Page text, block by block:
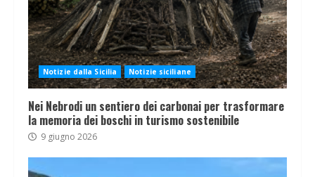
Notizie dalla Sicilia Notizie siciliane
Nei Nebrodi un sentiero dei carbonai per trasformare
la memoria dei boschi in turismo sostenibile
9 giugno 2026